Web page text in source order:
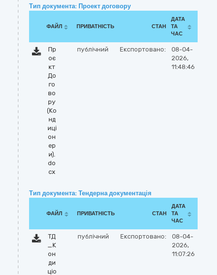
Тип документа: Проект договору
ФАЙЛ ПРИВАТНІСТЬ СТАН
ДАТА
ТА
ЧАС
Пр
оє
кт
До
го
во
ру
(Ко
нд
иці
он
ер
и).
do
cx
публічний Експортовано:
08-04-
2026,
11:48:46
Тип документа: Тендерна документація
ФАЙЛ ПРИВАТНІСТЬ СТАН
ДАТА
ТА
ЧАС
ТД
_К
он
ди
ціо
публічний Експортовано:
08-04-
2026,
11:07:26